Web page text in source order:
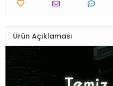
Ürün Açıklaması